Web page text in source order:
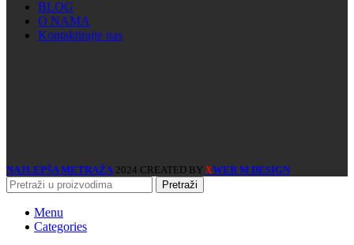
BLOG
O NAMA
Kontaktirajte nas
NAJLEPŠA METRAŽA 2024 CREATED BY XWEB M DESIGN
Pretraži
Menu
Categories